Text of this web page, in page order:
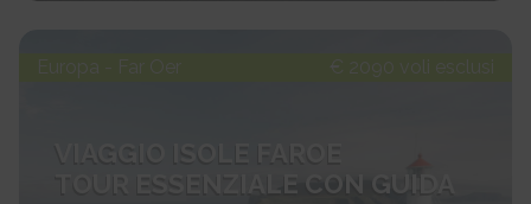
Europa - Far Oer € 2090 voli esclusi
TOUR ESSENZIALE CON GUIDA